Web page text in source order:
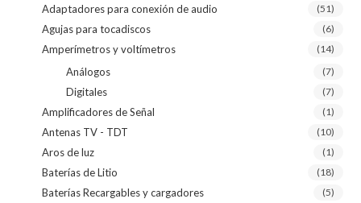
Adaptadores para conexión de audio (51)
Agujas para tocadiscos (6)
Amperímetros y voltímetros (14)
Análogos (7)
Digitales (7)
Amplificadores de Señal (1)
Antenas TV - TDT (10)
Aros de luz (1)
Baterías de Litio (18)
Baterías Recargables y cargadores (5)